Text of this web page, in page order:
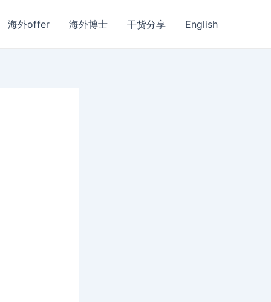
海外offer 海外博士 干货分享 English